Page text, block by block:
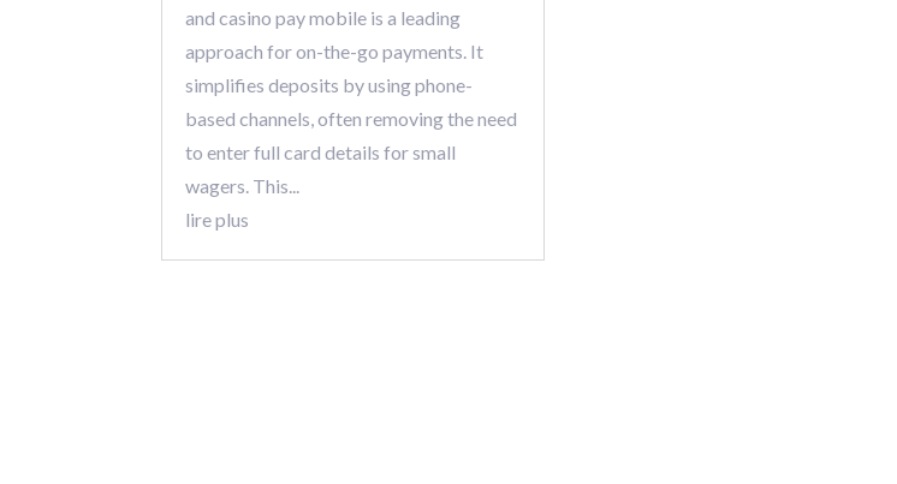
and casino pay mobile is a leading
approach for on-the-go payments. It
simplifies deposits by using phone-
based channels, often removing the need
to enter full card details for small
wagers. This...
lire plus